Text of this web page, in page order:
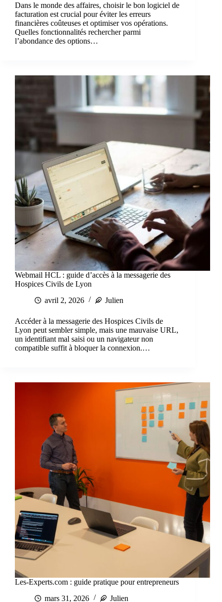
Dans le monde des affaires, choisir le bon logiciel de
facturation est crucial pour éviter les erreurs
financières coûteuses et optimiser vos opérations.
Quelles fonctionnalités rechercher parmi
l’abondance des options…
Webmail HCL : guide d’accès à la messagerie des
Hospices Civils de Lyon
avril 2, 2026
Julien
Accéder à la messagerie des Hospices Civils de
Lyon peut sembler simple, mais une mauvaise URL,
un identifiant mal saisi ou un navigateur non
compatible suffit à bloquer la connexion.…
Les-Experts.com : guide pratique pour entrepreneurs
mars 31, 2026
Julien